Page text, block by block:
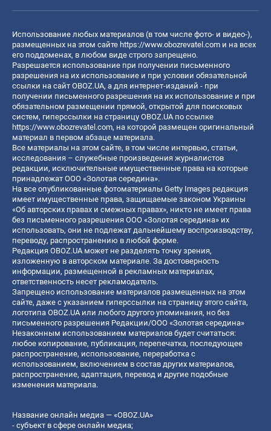
Использование любых материалов (в том числе фото- и видео-),
размещенных на этом сайте https://www.obozrevatel.com и на всех
его поддоменах, в любом виде строго запрещено.
Разрешается использование при получении письменного
разрешения на их использование и при условии обязательной
ссылки на сайт OBOZ.UA, а для интернет-изданий - при
получении письменного разрешения на их использование и при
обязательном размещении прямой, открытой для поисковых
систем, гиперссылки на страницу OBOZ.UA по ссылке
https://www.obozrevatel.com, на которой размещен оригинальный
материал в первом абзаце материала.
Все материалы на этом сайте, в том числе интервью, статьи,
исследования – служебные произведения журналистов
редакции, исключительные имущественные права на которые
принадлежат ООО «Золотая середина».
На все опубликованные фотоматериалы Getty Images редакция
имеет имущественные права, защищаемые законом Украины
«Об авторских правах и смежных правах», никто не имеет права
без письменного разрешения ООО «Золотая середина» их
использовать, они не подлежат дальнейшему воспроизводству,
переводу, распространению в любой форме.
Редакция OBOZ.UA может не разделять точку зрения,
изложенную в авторском материале. За достоверность
информации, размещенной в рекламных материалах,
ответственность несет рекламодатель.
Запрещено использование материалов размещенных на этом
сайте, даже с указанием гиперссылки на страницу этого сайта,
логотипа OBOZ.UA или любого другого упоминания, но без
письменного разрешения Редакции/ООО «Золотая середина»
Незаконным использованием материалов будет считаться:
любое копирование, публикация, перепечатка, последующее
распространение, использование, переработка с
использованием, включением в состав других материалов,
распространение, адаптация, перевод и другие подобные
изменения материала.
Название онлайн медиа — «OBOZ.UA»
- субъект в сфере онлайн медиа;